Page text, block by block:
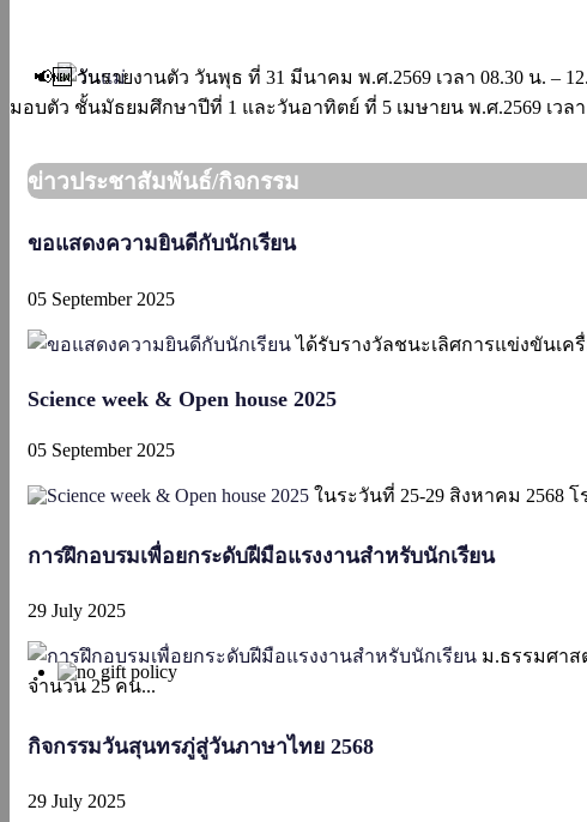
📢🆕 วันรายงานตัว วันพุธ ที่ 31 มีนาคม พ.ศ.2569 เวลา 08.30 น. –
มอบตัว ชั้นมัธยมศึกษาปีที่ 1 และวันอาทิตย์ ที่ 5 เมษายน พ.ศ.2569 เว
ข่าวประชาสัมพันธ์/กิจกรรม
ขอแสดงความยินดีกับนักเรียน
05 September 2025
ได้รับรางวัลชนะเลิศการแข่งขันเ
Science week & Open house 2025
05 September 2025
ในระวันที่ 25-29 สิงหาคม 2568
การฝึกอบรมเพื่อยกระดับฝีมือแรงงานสำหรับนักเรียน
29 July 2025
ม.ธรรมศาส
จำนวน 25 คน...
กิจกรรมวันสุนทรภู่สู่วันภาษาไทย 2568
29 July 2025